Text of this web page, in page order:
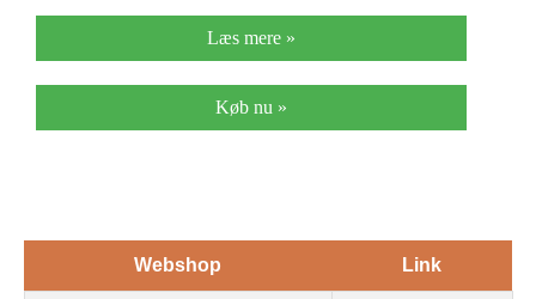
Læs mere »
Køb nu »
Webshop Link